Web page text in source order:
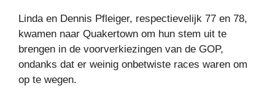
Linda en Dennis Pfleiger, respectievelijk 77 en 78,
kwamen naar Quakertown om hun stem uit te
brengen in de voorverkiezingen van de GOP,
ondanks dat er weinig onbetwiste races waren om
op te wegen.